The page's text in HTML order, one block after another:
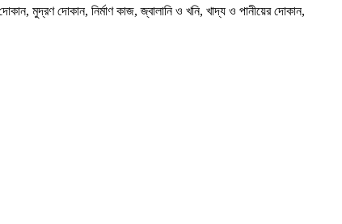
মুদ্রণ দোকান, নির্মাণ কাজ, জ্বালানি ও খনি, খাদ্য ও পানীয়ের দোকান,